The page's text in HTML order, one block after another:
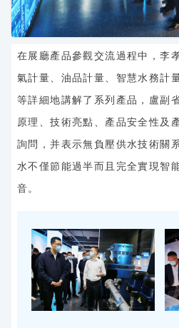
在展廳產品參觀交流過程中，李
氣計量、油品計量、智慧水務計
等詳細地講解了 系列產品 ，盧副
原理、技術亮點 、產品安全性及
詢問，并表示無負壓供水技術關
水不僅節能過半而且完全實現智
音。